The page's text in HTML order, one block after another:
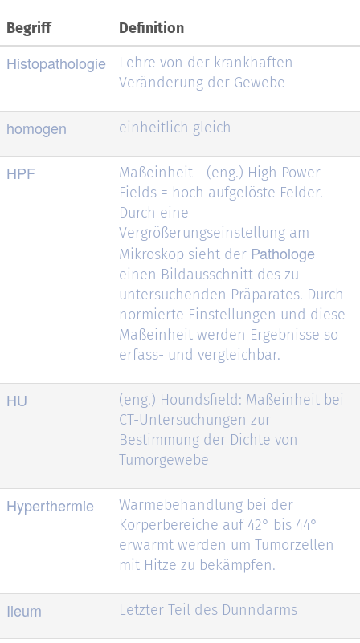
Begriff Definition
Histopathologie Lehre von der krankhaften
Veränderung der Gewebe
homogen einheitlich gleich
HPF
Maßeinheit - (eng.) High Power
Fields = hoch aufgelöste Felder.
Durch eine
Vergrößerungseinstellung am
Mikroskop sieht der Pathologe
einen Bildausschnitt des zu
untersuchenden Präparates. Durch
normierte Einstellungen und diese
Maßeinheit werden Ergebnisse so
erfass- und vergleichbar.
HU
(eng.) Houndsfield: Maßeinheit bei
CT-Untersuchungen zur
Bestimmung der Dichte von
Tumorgewebe
Hyperthermie
Wärmebehandlung bei der
Körperbereiche auf 42° bis 44°
erwärmt werden um Tumorzellen
mit Hitze zu bekämpfen.
Ileum Letzter Teil des Dünndarms